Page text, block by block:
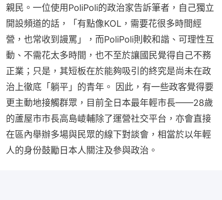
親民。一位使用PoliPoli的政治家告訴筆者，自己獨立
開設頻道的話，「有點像KOL，需要花很多時間經
營，也常收到謾罵」，而PoliPoli則較和諧、可理性互
動、不需花太多時間，也不至於讓國民覺得自己不務
正業；只是，其短板在於能夠吸引的終究是尚未在政
治上徹底「躺平」的青年。 因此，有一些政客覺得要
更主動地接觸群眾，目前全日本最年輕市長——28歲
的蘆屋市市長高島崚輔除了運營社交平台，亦會直接
在區內舉辦多場與民眾的線下對談會，相當於以年輕
人的身份鼓勵日本人關注及參與政治。